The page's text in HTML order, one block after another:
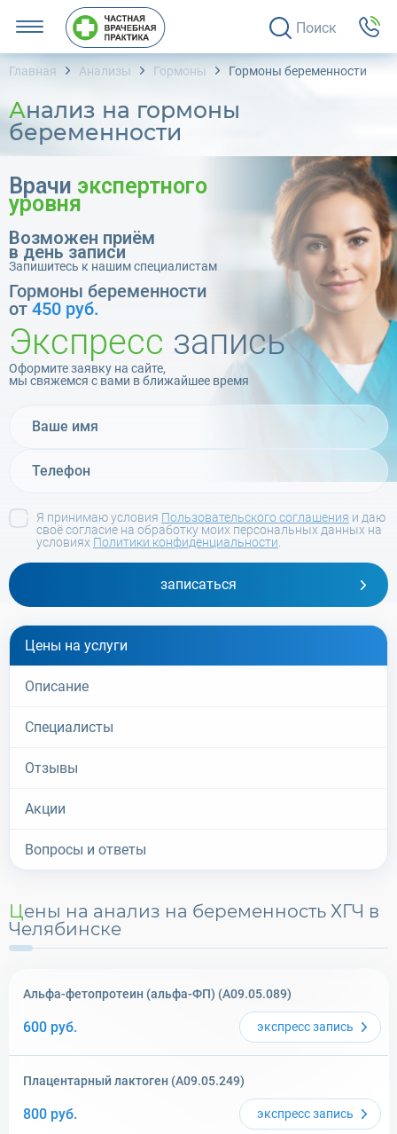
Поиск
Главная Анализы Гормоны Гормоны беременности
Анализ на гормоны
беременности
Врачи экспертного
уровня
Возможен приём
в день записи
Запишитесь к нашим специалистам
Гормоны беременности
от 450 руб.
Экспресс запись
Оформите заявку на сайте,
мы свяжемся с вами в ближайшее время
записаться
Я принимаю условия Пользовательского соглашения и даю
своё согласие на обработку моих персональных данных на
условиях Политики конфиденциальности
Цены на услуги
Описание
Специалисты
Отзывы
Акции
Вопросы и ответы
Цены на анализ на беременность ХГЧ в
Челябинске
Альфа-фетопротеин (альфа-ФП) (A09.05.089)
600 руб. экспрессзапись
Плацентарный лактоген (A09.05.249)
800 руб. экспрессзапись